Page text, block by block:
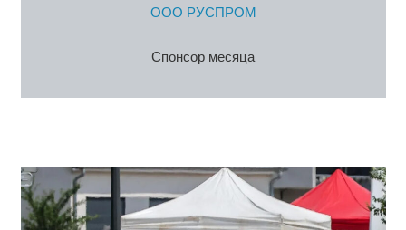
ООО РУСПРОМ
Спонсор месяца